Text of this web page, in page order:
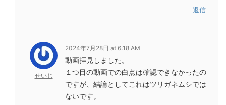
返信
せいじ
2024年7月28日 at 6:18 AM
動画拝見しました。
１つ目の動画での白点は確認できなかったの
ですが、結論としてこれはツリガネムシでは
ないです。